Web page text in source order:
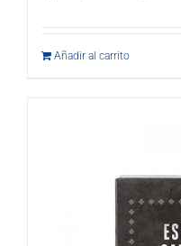
Añadir al carrito